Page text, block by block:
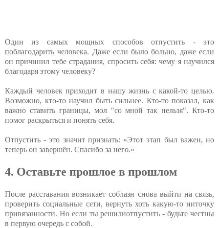
Один из самых мощных способов отпустить - это
поблагодарить человека. Даже если было больно, даже если
он причинил тебе страдания, спросить себя: чему я научился
благодаря этому человеку?
Каждый человек приходит в нашу жизнь с какой-то целью.
Возможно, кто-то научил быть сильнее. Кто-то показал, как
важно ставить границы, мол "со мной так нельзя". Кто-то
помог раскрыться и понять себя.
Отпустить - это значит признать: «Этот этап был важен, но
теперь он завершён. Спасибо за него.»
4. Оставьте прошлое в прошлом
После расставания возникает соблазн снова выйти на связь,
проверить социальные сети, вернуть хоть какую-то ниточку
привязанности. Но если ты решилиотпустить - будьте честны
в первую очередь с собой.